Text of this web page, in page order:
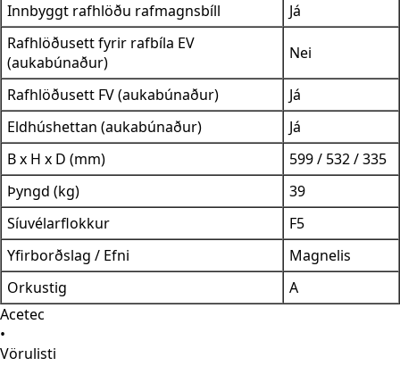
Innbyggt rafhlöðu rafmagnsbíll
Já
Rafhlöðusett fyrir rafbíla EV
(aukabúnaður)
Nei
Rafhlöðusett FV (aukabúnaður)
Já
Eldhúshettan (aukabúnaður)
Já
B x H x D (mm)
599 / 532 / 335
Þyngd (kg)
39
Síuvélarflokkur
F5
Yfirborðslag / Efni
Magnelis
Orkustig
A
Acetec
•
Vörulisti